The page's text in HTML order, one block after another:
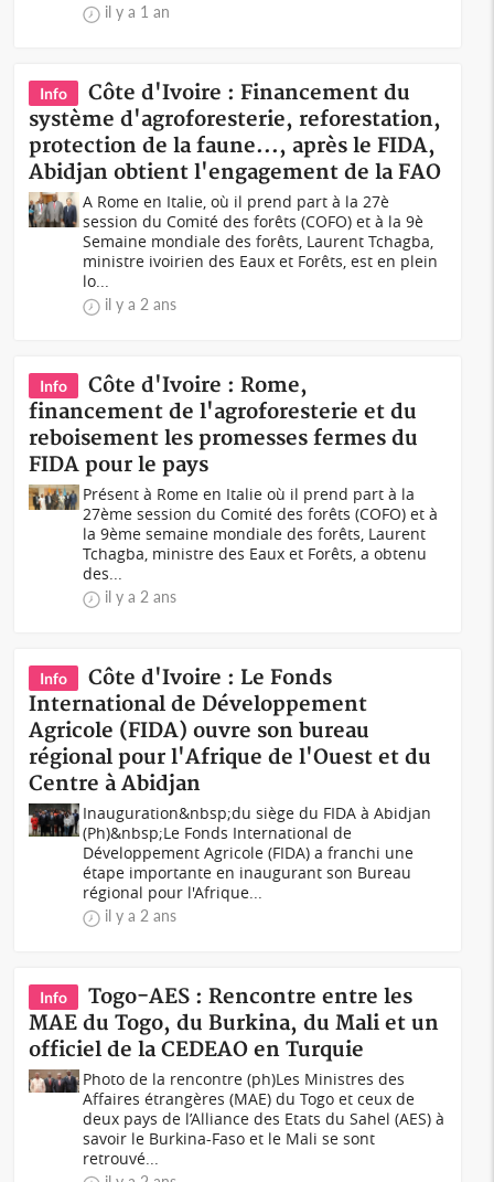
il y a 1 an
Info
Côte d'Ivoire : Financement du
système d'agroforesterie, reforestation,
protection de la faune..., après le FIDA,
Abidjan obtient l'engagement de la FAO
A Rome en Italie, où il prend part à la 27è
session du Comité des forêts (COFO) et à la 9è
Semaine mondiale des forêts, Laurent Tchagba,
ministre ivoirien des Eaux et Forêts, est en plein
lo...
il y a 2 ans
Info
Côte d'Ivoire : Rome,
financement de l'agroforesterie et du
reboisement les promesses fermes du
FIDA pour le pays
Présent à Rome en Italie où il prend part à la
27ème session du Comité des forêts (COFO) et à
la 9ème semaine mondiale des forêts, Laurent
Tchagba, ministre des Eaux et Forêts, a obtenu
des...
il y a 2 ans
Info
Côte d'Ivoire : Le Fonds
International de Développement
Agricole (FIDA) ouvre son bureau
régional pour l'Afrique de l'Ouest et du
Centre à Abidjan
Inauguration&nbsp;du siège du FIDA à Abidjan
(Ph)&nbsp;Le Fonds International de
Développement Agricole (FIDA) a franchi une
étape importante en inaugurant son Bureau
régional pour l'Afrique...
il y a 2 ans
Info
Togo-AES : Rencontre entre les
MAE du Togo, du Burkina, du Mali et un
officiel de la CEDEAO en Turquie
Photo de la rencontre (ph)Les Ministres des
Affaires étrangères (MAE) du Togo et ceux de
deux pays de l’Alliance des Etats du Sahel (AES) à
savoir le Burkina-Faso et le Mali se sont
retrouvé...